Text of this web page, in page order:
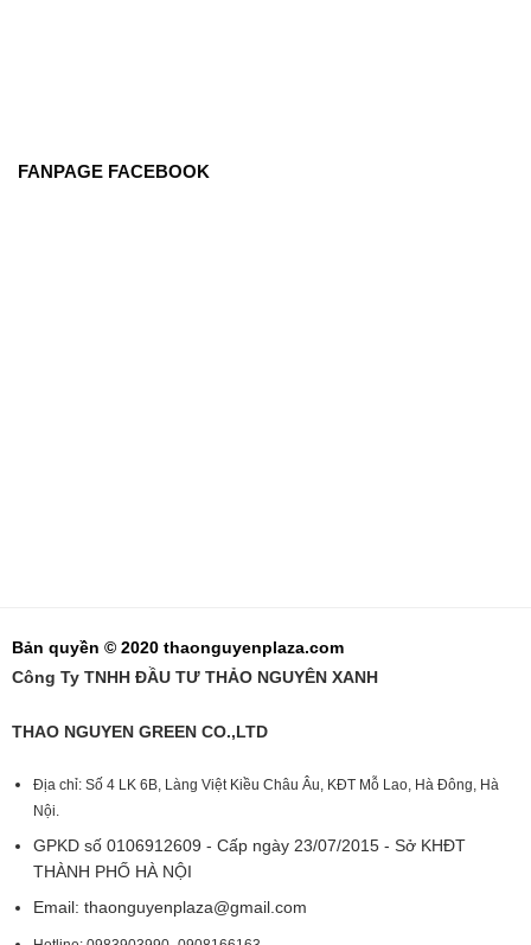
FANPAGE FACEBOOK
Bản quyền © 2020 thaonguyenplaza.com
Công Ty TNHH ĐẦU TƯ THẢO NGUYÊN XANH
THAO NGUYEN GREEN CO.,LTD
Địa chỉ: Số 4 LK 6B, Làng Việt Kiều Châu Âu, KĐT Mỗ Lao, Hà Đông, Hà
Nội.
GPKD số 0106912609 - Cấp ngày 23/07/2015 - Sở KHĐT
THÀNH PHỐ HÀ NỘI
Email: thaonguyenplaza@gmail.com